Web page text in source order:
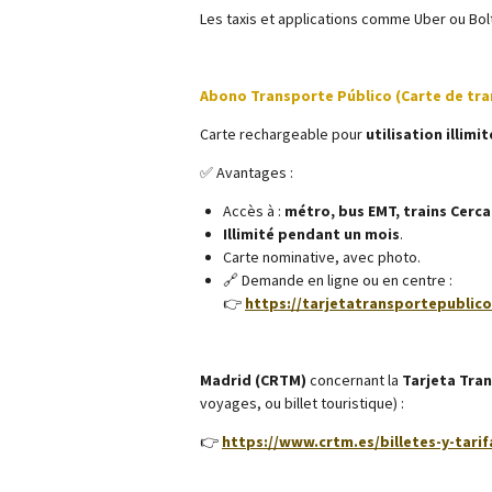
Les taxis et applications comme Uber ou
Abono Transporte Público (Carte de
Carte rechargeable pour utilisation
✅ Avantages :
Accès à : métro, bus EMT, trains
Illimité pendant un mois.
Carte nominative, avec photo.
🔗 Demande en ligne ou en centre :
👉 https://
Madrid (CRTM) concernant la Tarjeta
voyages, ou billet touristique) :
👉 https://www.crtm.es/billetes-y-